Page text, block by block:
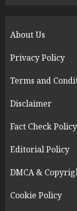
About Us
Privacy Policy
Terms and
Disclaimer
Fact Check Policy
Editorial Policy
DMCA &
Cookie Policy